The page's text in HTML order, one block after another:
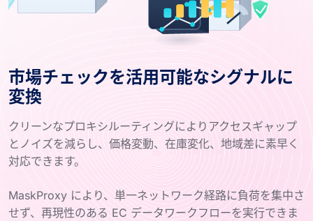
市場チェックを活用可能なシグナルに
変換
クリーンなプロキシルーティングによりアクセスギャップ
とノイズを減らし、価格変動、在庫変化、地域差に素早く
対応できます。
MaskProxy により、単一ネットワーク経路に負荷を集中さ
せず、再現性のある EC データワークフローを実行できま